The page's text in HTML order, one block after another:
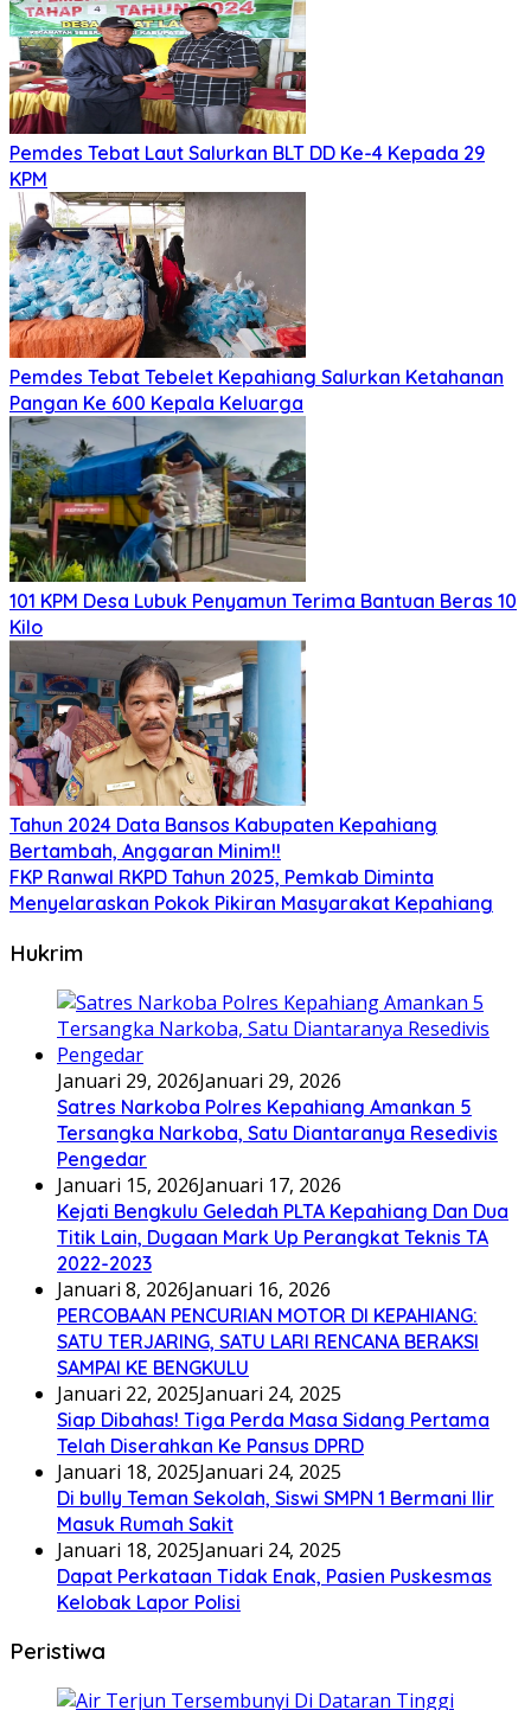
Pemdes Tebat Laut Salurkan BLT DD Ke-4 Kepada 29
KPM
Pemdes Tebat Tebelet Kepahiang Salurkan Ketahanan
Pangan Ke 600 Kepala Keluarga
101 KPM Desa Lubuk Penyamun Terima Bantuan Beras 10
Kilo
Tahun 2024 Data Bansos Kabupaten Kepahiang
Bertambah, Anggaran Minim!!
FKP Ranwal RKPD Tahun 2025, Pemkab Diminta
Menyelaraskan Pokok Pikiran Masyarakat Kepahiang
Hukrim
Januari 29, 2026Januari 29, 2026
Satres Narkoba Polres Kepahiang Amankan 5
Tersangka Narkoba, Satu Diantaranya Resedivis
Pengedar
Januari 15, 2026Januari 17, 2026
Kejati Bengkulu Geledah PLTA Kepahiang Dan Dua
Titik Lain, Dugaan Mark Up Perangkat Teknis TA
2022-2023
Januari 8, 2026Januari 16, 2026
PERCOBAAN PENCURIAN MOTOR DI KEPAHIANG:
SATU TERJARING, SATU LARI RENCANA BERAKSI
SAMPAI KE BENGKULU
Januari 22, 2025Januari 24, 2025
Siap Dibahas! Tiga Perda Masa Sidang Pertama
Telah Diserahkan Ke Pansus DPRD
Januari 18, 2025Januari 24, 2025
Di bully Teman Sekolah, Siswi SMPN 1 Bermani Ilir
Masuk Rumah Sakit
Januari 18, 2025Januari 24, 2025
Dapat Perkataan Tidak Enak, Pasien Puskesmas
Kelobak Lapor Polisi
Peristiwa